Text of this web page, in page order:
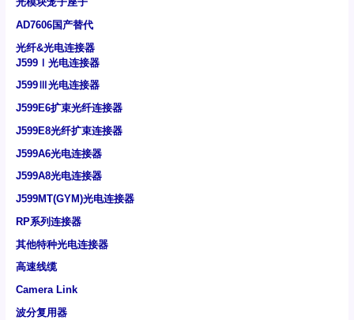
AD7606国产替代
光纤&光电连接器
J599Ⅰ光电连接器
J599Ⅲ光电连接器
J599E6扩束光纤连接器
J599E8光纤扩束连接器
J599A6光电连接器
J599A8光电连接器
J599MT(GYM)光电连接器
RP系列连接器
其他特种光电连接器
高速线缆
Camera Link
波分复用器